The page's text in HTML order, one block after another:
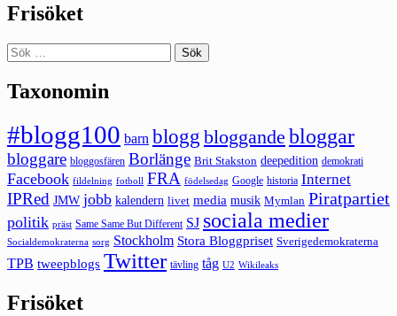
Frisöket
Sök
efter:
Taxonomin
#blogg100 barn blogg bloggande bloggar
bloggare bloggosfären Borlänge Brit Stakston deepedition demokrati
Facebook fildelning fotboll FRA födelsedag Google historia Internet
IPRed JMW jobb kalendern livet media musik Mymlan Piratpartiet
politik präst Same Same But Different SJ sociala medier
Socialdemokraterna sorg Stockholm Stora Bloggpriset Sverigedemokraterna
TPB tweepblogs Twitter tävling tåg U2 Wikileaks
Frisöket